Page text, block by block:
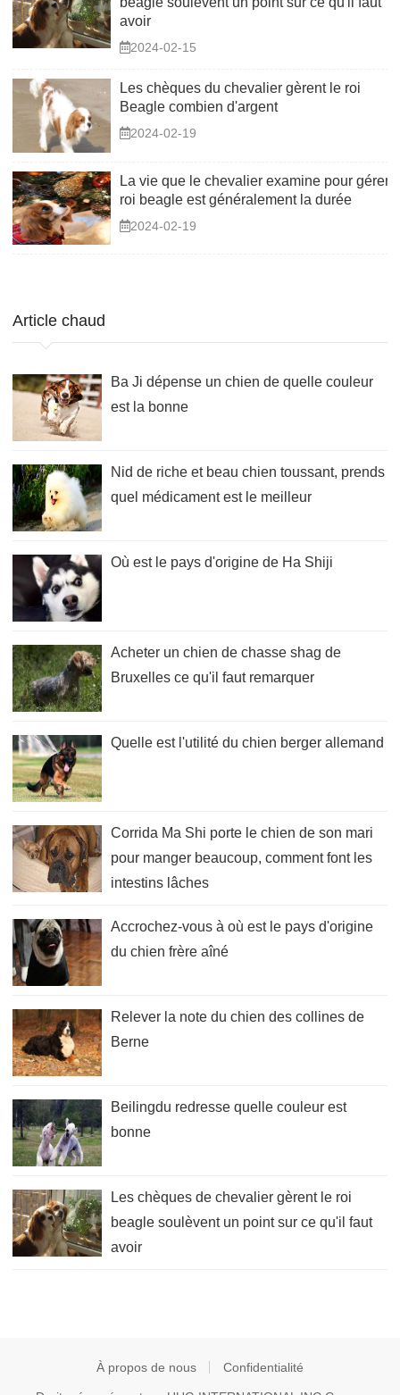
avoir
2024-02-15
Les chèques du chevalier gèrent le roi
Beagle combien d'argent
2024-02-19
La vie que le chevalier examine pour gérer
roi beagle est généralement la durée
2024-02-19
Article chaud
Ba Ji dépense un chien de quelle couleur
est la bonne
Nid de riche et beau chien toussant, prends
quel médicament est le meilleur
Où est le pays d'origine de Ha Shiji
Acheter un chien de chasse shag de
Bruxelles ce qu'il faut remarquer
Quelle est l'utilité du chien berger allemand
Corrida Ma Shi porte le chien de son mari
pour manger beaucoup, comment font les
intestins lâches
Accrochez-vous à où est le pays d'origine
du chien frère aîné
Relever la note du chien des collines de
Berne
Beilingdu redresse quelle couleur est
bonne
Les chèques de chevalier gèrent le roi
beagle soulèvent un point sur ce qu'il faut
avoir
À propos de nous Confidentialité